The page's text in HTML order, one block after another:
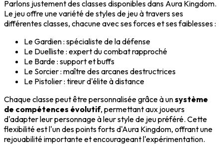
Parlons justement des classes disponibles dans Aura Kingdom.
Le jeu offre une variété de styles de jeu à travers ses
différentes classes, chacune avec ses forces et ses faiblesses :
Le Gardien : spécialiste de la défense
Le Duelliste : expert du combat rapproché
Le Barde : support et buffs
Le Sorcier : maître des arcanes destructrices
Le Pistolier : tireur d'élite à distance
Chaque classe peut être personnalisée grâce à unsystème
de compétences évolutif, permettant aux joueurs
d'adapter leur personnage à leur style de jeu préféré. Cette
flexibilité est l'un des points forts d'Aura Kingdom, offrant une
rejouabilité importante et encourageant l'expérimentation.